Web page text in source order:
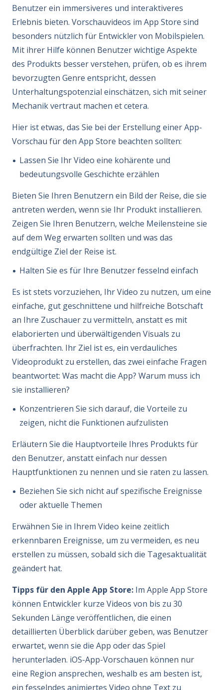
Benutzer ein immersiveres und interaktiveres
Erlebnis bieten. Vorschauvideos im App Store sind
besonders nützlich für Entwickler von Mobilspielen.
Mit ihrer Hilfe können Benutzer wichtige Aspekte
des Produkts besser verstehen, prüfen, ob es ihrem
bevorzugten Genre entspricht, dessen
Unterhaltungspotenzial einschätzen, sich mit seiner
Mechanik vertraut machen et cetera.
Hier ist etwas, das Sie bei der Erstellung einer App-
Vorschau für den App Store beachten sollten:
Lassen Sie Ihr Video eine kohärente und
bedeutungsvolle Geschichte erzählen
Bieten Sie Ihren Benutzern ein Bild der Reise, die sie
antreten werden, wenn sie Ihr Produkt installieren.
Zeigen Sie Ihren Benutzern, welche Meilensteine sie
auf dem Weg erwarten sollten und was das
endgültige Ziel der Reise ist.
Halten Sie es für Ihre Benutzer fesselnd einfach
Es ist stets vorzuziehen, Ihr Video zu nutzen, um eine
einfache, gut geschnittene und hilfreiche Botschaft
an Ihre Zuschauer zu vermitteln, anstatt es mit
elaborierten und überwältigenden Visuals zu
überfrachten. Ihr Ziel ist es, ein verdauliches
Videoprodukt zu erstellen, das zwei einfache Fragen
beantwortet: Was macht die App? Warum muss ich
sie installieren?
Konzentrieren Sie sich darauf, die Vorteile zu
zeigen, nicht die Funktionen aufzulisten
Erläutern Sie die Hauptvorteile Ihres Produkts für
den Benutzer, anstatt einfach nur dessen
Hauptfunktionen zu nennen und sie raten zu lassen.
Beziehen Sie sich nicht auf spezifische Ereignisse
oder aktuelle Themen
Erwähnen Sie in Ihrem Video keine zeitlich
erkennbaren Ereignisse, um zu vermeiden, es neu
erstellen zu müssen, sobald sich die Tagesaktualität
geändert hat.
Tipps für den Apple App Store:Im Apple App Store
können Entwickler kurze Videos von bis zu 30
Sekunden Länge veröffentlichen, die einen
detaillierten Überblick darüber geben, was Benutzer
erwartet, wenn sie die App oder das Spiel
herunterladen. iOS-App-Vorschauen können nur
eine Region ansprechen, weshalb es am besten ist,
ein fesselndes animiertes Video ohne Text zu